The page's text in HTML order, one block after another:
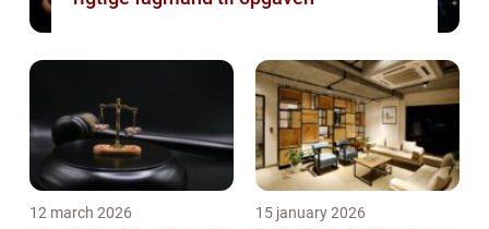
12 march 2026 15 january 2026